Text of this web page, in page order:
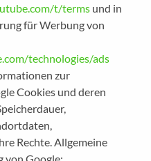
t/terms und in
für Werbung von
technologies/ads
zur
Cookies und deren
Rechte. Allgemeine
von Google: